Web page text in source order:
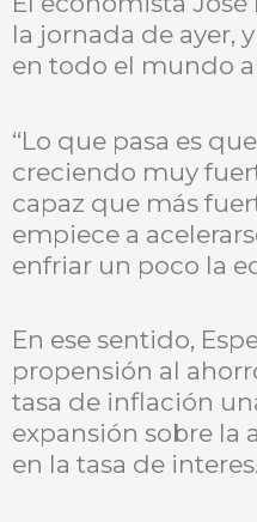
la jornada de ayer,
en todo el mundo
“Lo que pasa es
creciendo muy
capaz que más
empiece a
enfriar un poco la
En ese sentido,
propensión al
tasa de inflación
expansión sobre la
en la tasa de